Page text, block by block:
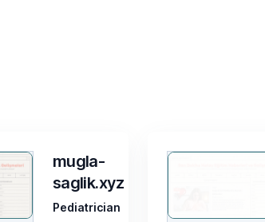
mugla-
saglik.xyz
Pediatrician